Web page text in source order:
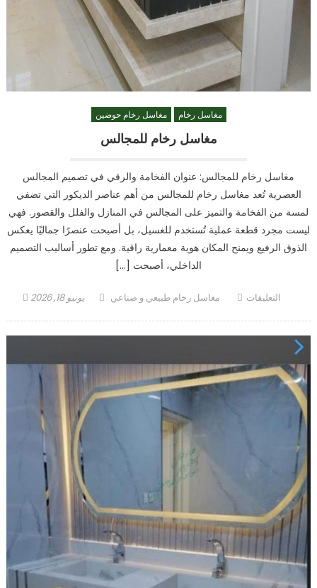
مغاسل رخام مغاسل رخام حوضين
مغاسل رخام للمجالس
مغاسل رخام للمجالس: عنوان الفخامة والرقي في تصميم المجالس
العصرية تُعد مغاسل رخام للمجالس من أهم عناصر الديكور التي تضفي
لمسة من الفخامة والتميز على المجالس في المنازل والفلل والقصور. فهي
ليست مجرد قطعة عملية تُستخدم للغسيل، بل أصبحت عنصرًا جماليًا يعكس
الذوق الرفيع ويمنح المكان هوية معمارية راقية. ومع تطور أساليب التصميم
الداخلي، أصبحت […]
Posted يونيو 18, 2026 Author
مغاسل رخام طبيعي و صناعي التعليقاتعلى
للمجالس
مغلقة